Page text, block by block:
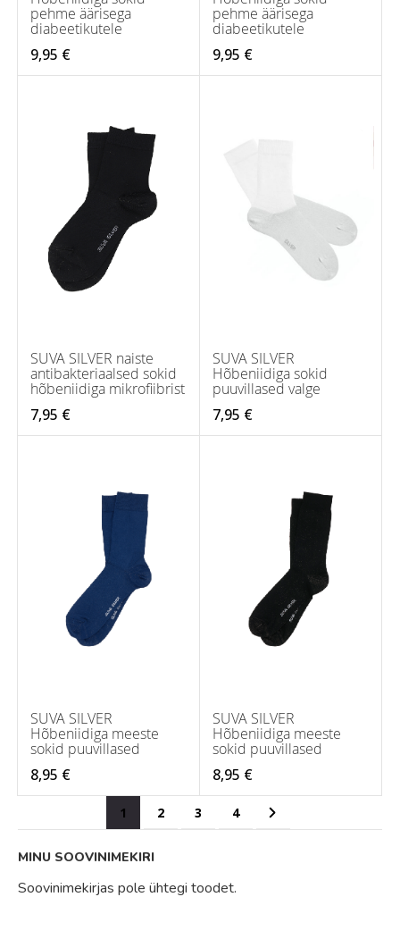
pehme äärisega
diabeetikutele
9,95 €
pehme äärisega
diabeetikutele
9,95 €
SUVA SILVER naiste
antibakteriaalsed sokid
hõbeniidiga mikrofiibrist
7,95 €
SUVA SILVER
Hõbeniidiga sokid
puuvillased valge
7,95 €
SUVA SILVER
Hõbeniidiga meeste
sokid puuvillased
8,95 €
SUVA SILVER
Hõbeniidiga meeste
sokid puuvillased
8,95 €
You're currently reading page
1 Page
2 Page
3 Page
4 Page
Järgmine
MINU SOOVINIMEKIRI
Soovinimekirjas pole ühtegi toodet.